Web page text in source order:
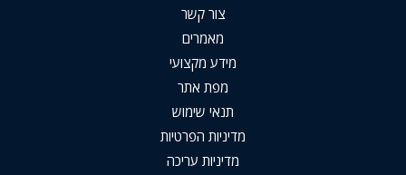
צור קשר
מאמרים
מידע מקצועי
מפת אתר
תנאי שימוש
מדיניות הפרטיות
מדיניות עריכה